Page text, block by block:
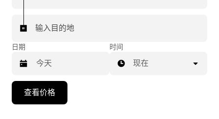
输入目的地
日期
向
时间
现在
查看价格